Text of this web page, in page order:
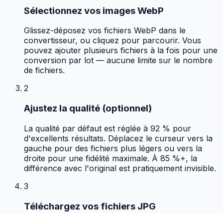
Sélectionnez vos images WebP
Glissez-déposez vos fichiers WebP dans le
convertisseur, ou cliquez pour parcourir. Vous
pouvez ajouter plusieurs fichiers à la fois pour une
conversion par lot — aucune limite sur le nombre
de fichiers.
2
Ajustez la qualité (optionnel)
La qualité par défaut est réglée à 92 % pour
d'excellents résultats. Déplacez le curseur vers la
gauche pour des fichiers plus légers ou vers la
droite pour une fidélité maximale. À 85 %+, la
différence avec l'original est pratiquement invisible.
3
Téléchargez vos fichiers JPG